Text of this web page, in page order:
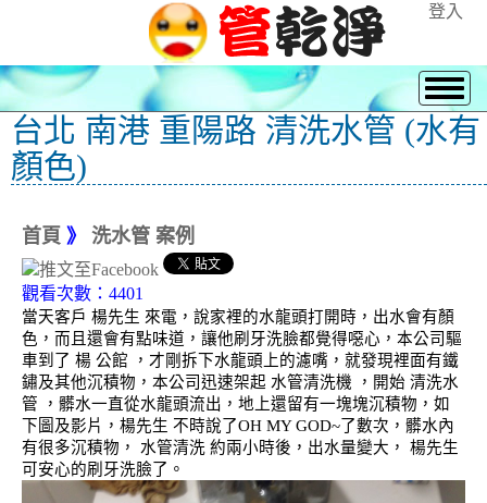
登入
台北 南港 重陽路 清洗水管 (水有
顏色)
首頁 》 洗水管 案例
觀看次數：4401
當天客戶 楊先生 來電，說家裡的水龍頭打開時，出水會有顏
色，而且還會有點味道，讓他刷牙洗臉都覺得噁心，本公司驅
車到了 楊 公館 ，才剛拆下水龍頭上的濾嘴，就發現裡面有鐵
鏽及其他沉積物，本公司迅速架起 水管清洗機 ，開始 清洗水
管 ，髒水一直從水龍頭流出，地上還留有一塊塊沉積物，如
下圖及影片，楊先生 不時說了OH MY GOD~了數次，髒水內
有很多沉積物， 水管清洗 約兩小時後，出水量變大， 楊先生
可安心的刷牙洗臉了。